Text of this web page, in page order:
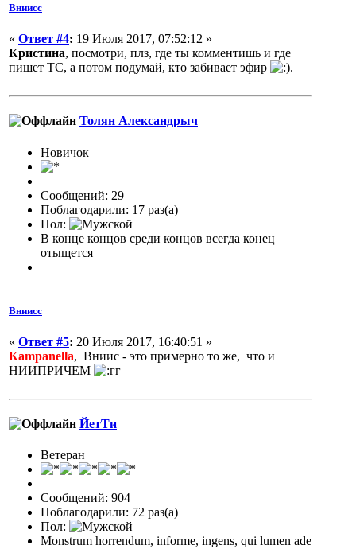
Вниисс
« Ответ #4: 19 Июля 2017, 07:52:12 »
Кристина, посмотри, плз, где ты комментишь и где
пишет ТС, а потом подумай, кто забивает эфир
.
Толян Александрыч
Новичок
Сообщений: 29
Поблагодарили: 17 раз(а)
Пол:
В конце концов среди концов всегда конец
отыщется
Вниисс
« Ответ #5: 20 Июля 2017, 16:40:51 »
Кampanella, Вниис - это примерно то же, что и
НИИПРИЧЕМ
ЙетТи
Ветеран
Сообщений: 904
Поблагодарили: 72 раз(а)
Пол:
Monstrum horrendum, informe, ingens, qui lumen ade